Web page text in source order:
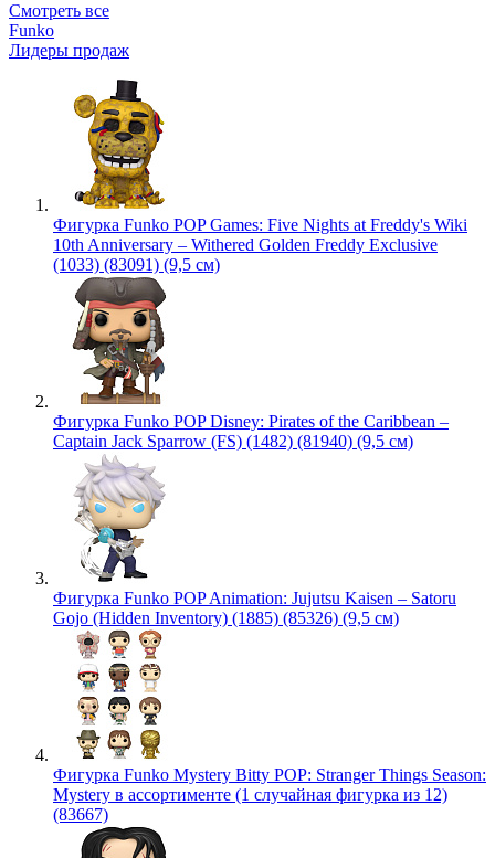
Смотреть все
Funko
Лидеры продаж
Фигурка Funko POP Games: Five Nights at Freddy's Wiki
10th Anniversary – Withered Golden Freddy Exclusive
(1033) (83091) (9,5 см)
Фигурка Funko POP Disney: Pirates of the Caribbean –
Captain Jack Sparrow (FS) (1482) (81940) (9,5 см)
Фигурка Funko POP Animation: Jujutsu Kaisen – Satoru
Gojo (Hidden Inventory) (1885) (85326) (9,5 см)
Фигурка Funko Mystery Bitty POP: Stranger Things Season:
Mystery в ассортименте (1 случайная фигурка из 12)
(83667)